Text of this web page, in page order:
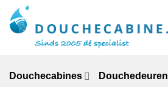
naar
inhoud
Douchecabines Douchedeuren